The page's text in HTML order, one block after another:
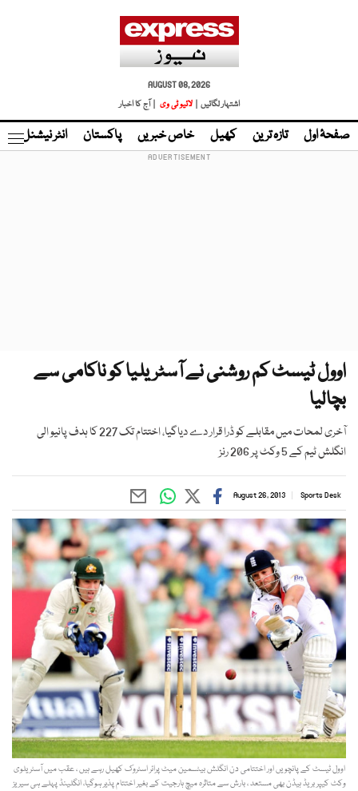
AUGUST 08, 2026
اشتہار لگائیں |
لائیو ٹی وی | آج کا اخبار
صفحۂ اول تازہ ترین کھیل خاص خبریں پاکستان انٹر نیشنل
اوول ٹیسٹ کم روشنی نے آسٹریلیا کو ناکامی سے
بچالیا
آخری لمحات میں مقابلے کو ڈرا قرار دے دیاگیا، اختتام تک 227 کا ہدف پانیو الی
انگلش ٹیم کے 5 وکٹ پر 206 رنز
Sports Desk
August 26, 2013
اوول ٹیسٹ کے پانچویں اور اختتامی دن انگلش بیٹسمین میٹ پرائر اسٹروک کھیل رہے ہیں ، عقب میں آسٹریلوی
وکٹ کیپر بریڈ ہیڈن بھی مستعد ، بارش سے متاثرہ میچ ہارجیت کے بغیر اختتام پذیر ہوگیا، انگلینڈ پہلے ہی سیریز